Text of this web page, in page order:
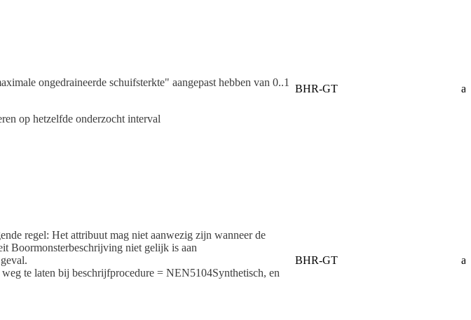
ongedraineerde schuifsterkte" aangepast hebben van 0..1
op hetzelfde onderzocht interval
BHR-GT
regel: Het attribuut mag niet aanwezig zijn wanneer de
Boormonsterbeschrijving niet gelijk is aan
te laten bij beschrijfprocedure = NEN5104Synthetisch, en
BHR-GT